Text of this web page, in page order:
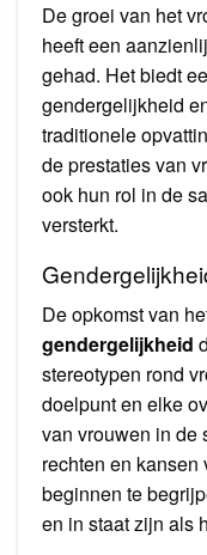
De groei van het
heeft een
gehad. Het biedt
gendergelijkheid
traditionele
de prestaties van
ook hun rol in de
versterkt.
De opkomst van
gendergelijkheid
stereotypen rond
doelpunt en elke
van vrouwen in de
rechten en kansen
beginnen te
en in staat zijn als